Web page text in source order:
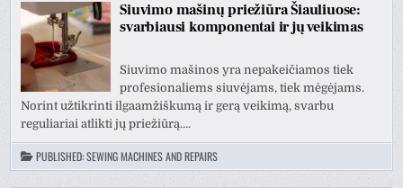
Siuvimo mašinų priežiūra Šiauliuose:
svarbiausi komponentai ir jų veikimas
Siuvimo mašinos yra nepakeičiamos tiek
profesionaliems siuvėjams, tiek mėgėjams.
Norint užtikrinti ilgaamžiškumą ir gerą veikimą, svarbu
reguliariai atlikti jų priežiūrą….
PUBLISHED:SEWING MACHINES AND REPAIRS